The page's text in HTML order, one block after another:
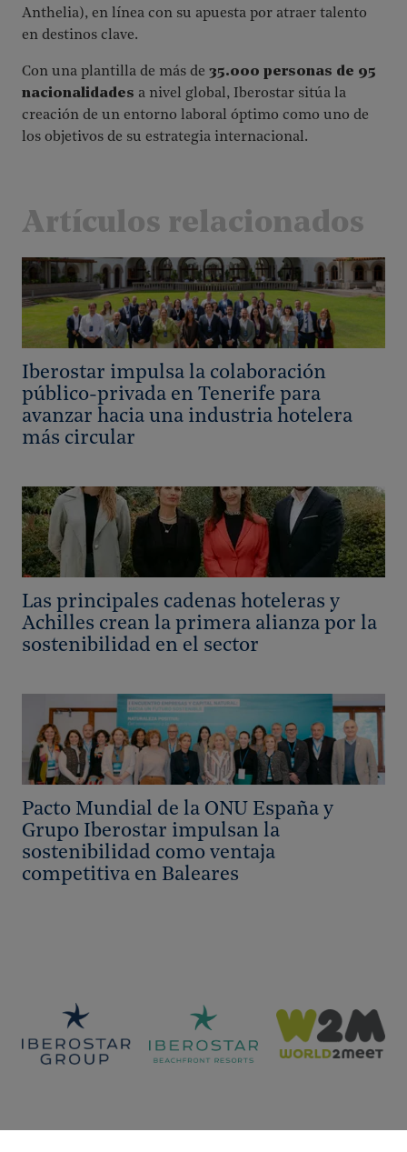
Anthelia), en línea con su apuesta por atraer talento
en destinos clave.
Con una plantilla de más de 35.000 personas de 95
nacionalidades a nivel global, Iberostar sitúa la
creación de un entorno laboral óptimo como uno de
los objetivos de su estrategia internacional.
Artículos relacionados
Iberostar impulsa la colaboración
público-privada en Tenerife para
avanzar hacia una industria hotelera
más circular
Las principales cadenas hoteleras y
Achilles crean la primera alianza por la
sostenibilidad en el sector
Pacto Mundial de la ONU España y
Grupo Iberostar impulsan la
sostenibilidad como ventaja
competitiva en Baleares